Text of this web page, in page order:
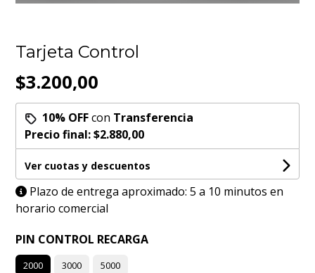
Tarjeta Control
$3.200,00
10% OFFcon Transferencia
Precio final:$2.880,00
Ver cuotas y descuentos
Plazo de entrega aproximado: 5 a 10 minutos en
horario comercial
PIN CONTROL RECARGA
2000 3000 5000